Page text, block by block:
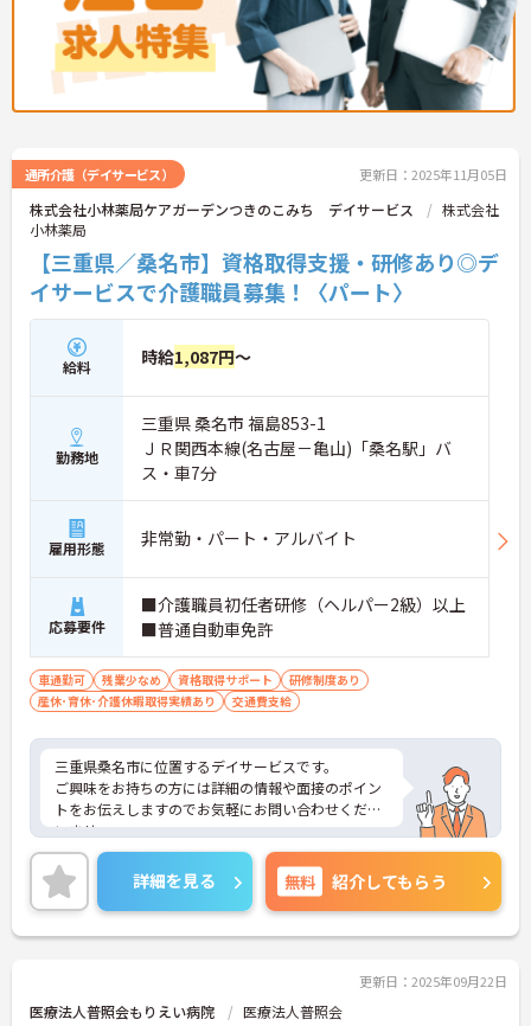
通所介護（デイサービス） 更新日：2025年11月05日
株式会社小林薬局ケアガーデンつきのこみち デイサービス
株式会社
小林薬局
【三重県／桑名市】資格取得支援・研修あり◎デ
イサービスで介護職員募集！〈パート〉
給料 時給1,087円～
勤務地
三重県 桑名市 福島853-1
ＪＲ関西本線(名古屋－亀山)「桑名駅」バ
ス・車7分
雇用形態 非常勤・パート・アルバイト
応募要件
■介護職員初任者研修（ヘルパー2級）以上
■普通自動車免許
車通勤可 残業少なめ 資格取得サポート
研修制度あり
産休･育休･介護休暇取得実績あり
交通費支給
三重県桑名市に位置するデイサービスです。
ご興味をお持ちの方には詳細の情報や面接のポイン
トをお伝えしますのでお気軽にお問い合わせくださ
いませ。
詳細を見る 無料 紹介してもらう
更新日：2025年09月22日
医療法人普照会もりえい病院 医療法人普照会